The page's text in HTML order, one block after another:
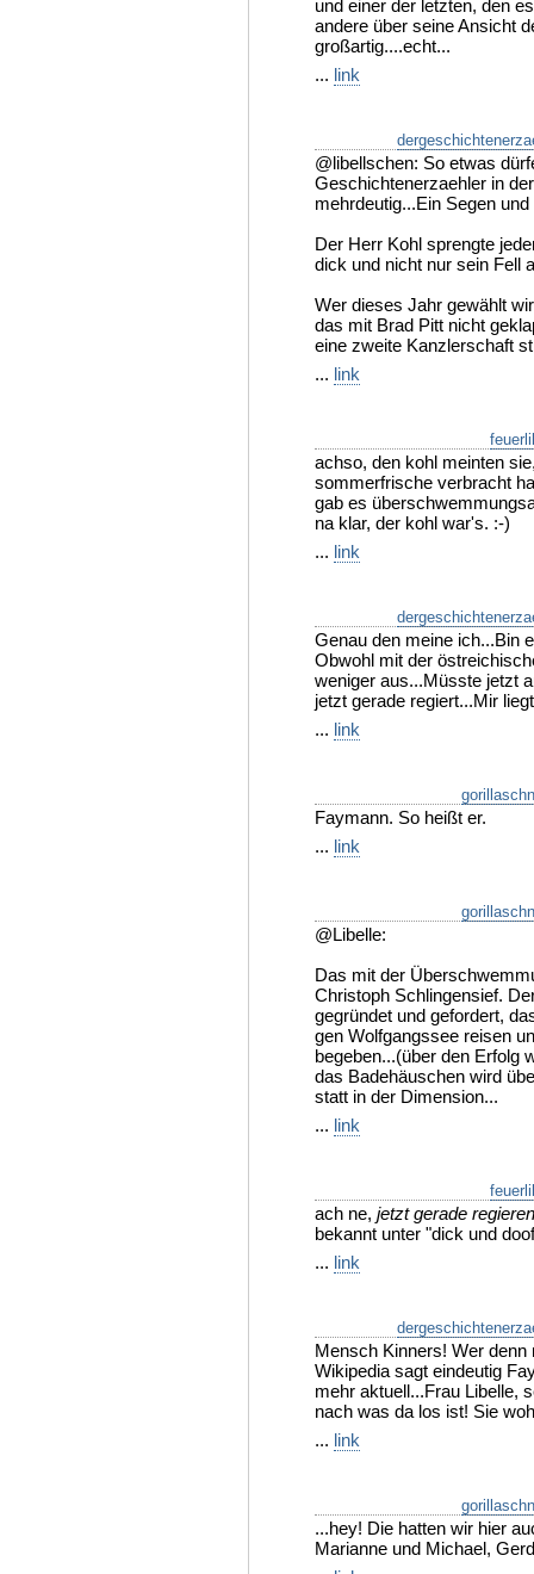
und einer der letzten, den
andere über seine Ansicht
großartig....echt...
... link
@libellschen: So etwas
Geschichtenerzaehler in
mehrdeutig...Ein Segen
Der Herr Kohl sprengte
dick und nicht nur sein Fell
Wer dieses Jahr gewählt
das mit Brad Pitt nicht
eine zweite Kanzlerschaft
... link
achso, den kohl meinten
sommerfrische verbracht
gab es
na klar, der kohl war's. :-)
... link
Genau den meine ich...Bin
Obwohl mit der
weniger aus...Müsste jetzt
jetzt gerade regiert...Mir
... link
Faymann. So heißt er.
... link
@Libelle:
Das mit der
Christoph Schlingensief.
gegründet und gefordert,
gen Wolfgangssee reisen
begeben...(über den Erfolg
das Badehäuschen wird
statt in der Dimension...
... link
ach ne, jetzt gerade
bekannt unter "dick und
... link
Mensch Kinners! Wer denn
Wikipedia sagt eindeutig
mehr aktuell...Frau Libelle,
nach was da los ist! Sie
... link
...hey! Die hatten wir hier
Marianne und Michael,